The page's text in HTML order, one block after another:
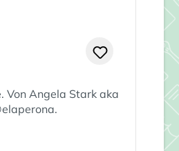
Von Angela Stark aka